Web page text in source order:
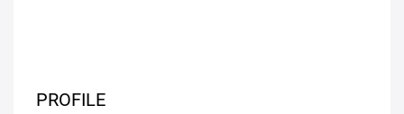
PROFILE